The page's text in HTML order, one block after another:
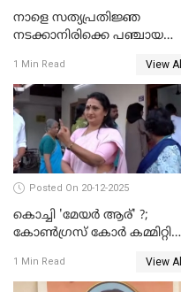
നാളെ സത്യപ്രതിജ്ഞ
നടക്കാനിരിക്കെ പഞ്ചായത്ത്
1 Min Read View All
Posted On 20-12-2025
കൊച്ചി 'മേയർ ആര്' ?;
കോണ്‍ഗ്രസ് കോര്‍ കമ്മിറ്റി
1 Min Read View All